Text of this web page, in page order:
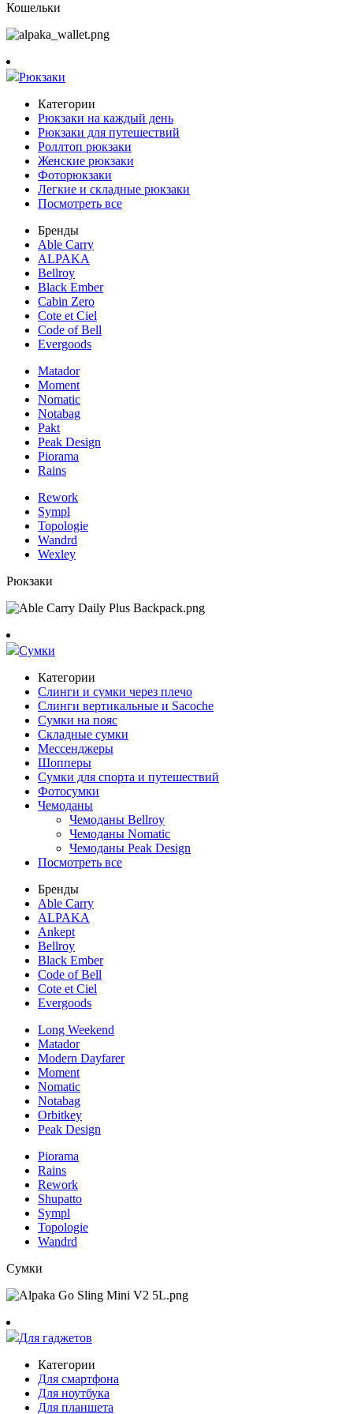
Кошельки
Рюкзаки
Категории
Рюкзаки на каждый день
Рюкзаки для путешествий
Роллтоп рюкзаки
Женские рюкзаки
Фоторюкзаки
Легкие и складные рюкзаки
Посмотреть все
Бренды
Able Carry
ALPAKA
Bellroy
Black Ember
Cabin Zero
Cote et Ciel
Code of Bell
Evergoods
Matador
Moment
Nomatic
Notabag
Pakt
Peak Design
Piorama
Rains
Rework
Sympl
Topologie
Wandrd
Wexley
Рюкзаки
Сумки
Категории
Слинги и сумки через плечо
Слинги вертикальные и Sacoche
Сумки на пояс
Складные сумки
Мессенджеры
Шопперы
Сумки для спорта и путешествий
Фотосумки
Чемоданы
Чемоданы Bellroy
Чемоданы Nomatic
Чемоданы Peak Design
Посмотреть все
Бренды
Able Carry
ALPAKA
Ankept
Bellroy
Black Ember
Code of Bell
Cote et Ciel
Evergoods
Long Weekend
Matador
Modern Dayfarer
Moment
Nomatic
Notabag
Orbitkey
Peak Design
Piorama
Rains
Rework
Shupatto
Sympl
Topologie
Wandrd
Сумки
Для гаджетов
Категории
Для смартфона
Для ноутбука
Для планшета